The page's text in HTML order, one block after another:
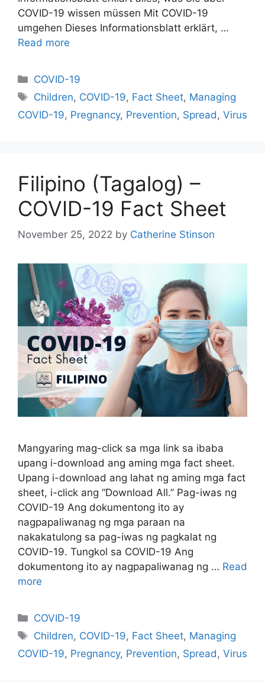
COVID-19 wissen müssen Mit COVID-19
umgehen Dieses Informationsblatt erklärt, …
Read more
Categories
COVID-19
Tags
Children, COVID-19, Fact Sheet, Managing
COVID-19, Pregnancy, Prevention, Spread , Virus
Filipino (Tagalog) –
COVID-19 Fact Sheet
November 25, 2022 by Catherine Stinson
Mangyaring mag-click sa mga link sa ibaba
upang i-download ang aming mga fact sheet.
Upang i-download ang lahat ng aming mga fact
sheet, i-click ang “Download All.” Pag-iwas ng
COVID-19 Ang dokumentong ito ay
nagpapaliwanag ng mga paraan na
nakakatulong sa pag-iwas ng pagkalat ng
COVID-19. Tungkol sa COVID-19 Ang
dokumentong ito ay nagpapaliwanag ng … Read
more
Categories
COVID-19
Tags
Children, COVID-19, Fact Sheet, Managing
COVID-19, Pregnancy, Prevention, Spread , Virus